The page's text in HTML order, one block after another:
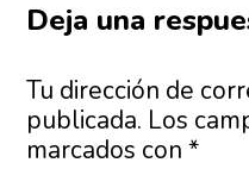
Deja una
Tu dirección de
publicada. Los
marcados con*